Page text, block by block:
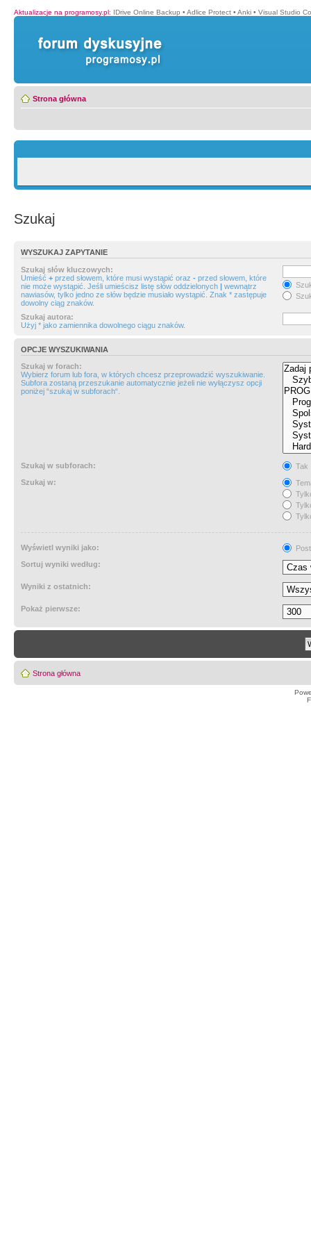
Aktualizacje na programosy.pl: IDrive Online Backup • Adlice Protect • Anki • Visual Studio
Strona główna
Szukaj
WYSZUKAJ ZAPYTANIE
Szukaj słów kluczowych:
Umieść + przed słowem, które musi wystąpić oraz - przed słowem, które
nie może wystąpić. Jeśli umieścisz listę słów oddzielonych | wewnątrz
nawiasów, tylko jedno ze słów będzie musiało wystąpić. Znak * zastępuje
dowolny ciąg znaków.
Szukaj autora:
Użyj * jako zamiennika dowolnego ciągu znaków.
OPCJE WYSZUKIWANIA
Szukaj w forach:
Wybierz forum lub fora, w których chcesz przeprowadzić wyszukiwanie.
Subfora zostaną przeszukanie automatycznie jeżeli nie wyłączysz opcji
poniżej “szukaj w subforach“.
Szukaj w subforach:
Tak
Szukaj w:
Wyświetl wyniki jako:
Sortuj wyniki według:
Wyniki z ostatnich:
Pokaż pierwsze:
Strona główna